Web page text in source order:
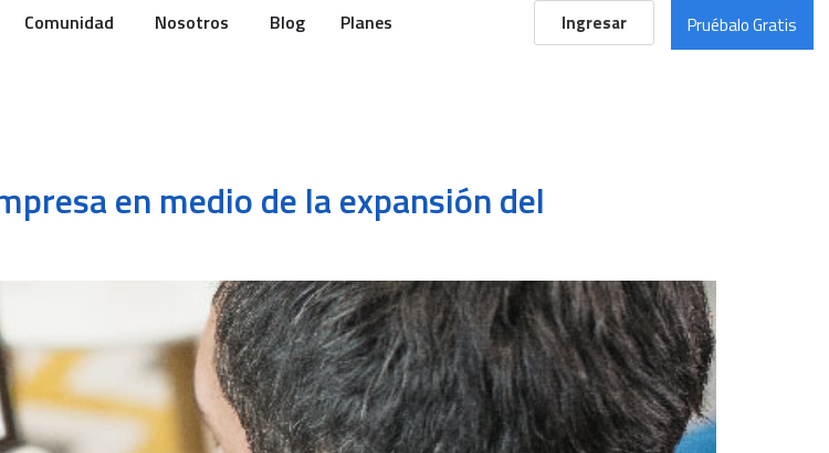
Comunidad Nosotros Blog Planes Ingresar Pruébalo Gratis
en medio de la expansión del